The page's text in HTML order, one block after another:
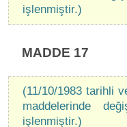
işlenmiştir.)
MADDE 17
(11/10/1983 tarihli
maddelerinde
işlenmiştir.)